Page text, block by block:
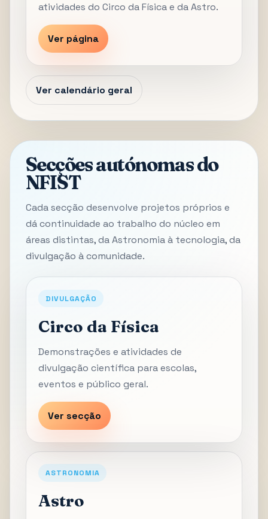
atividades do Circo da Física e da Astro.
Ver página
Ver calendário geral
Secções autónomas do
NFIST
Cada secção desenvolve projetos próprios e
dá continuidade ao trabalho do núcleo em
áreas distintas, da Astronomia à tecnologia, da
divulgação à comunidade.
DIVULGAÇÃO
Circo da Física
Demonstrações e atividades de
divulgação científica para escolas,
eventos e público geral.
Ver secção
ASTRONOMIA
Astro